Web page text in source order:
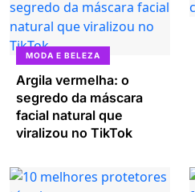
MODA E BELEZA
Argila vermelha: o
segredo da máscara
facial natural que
viralizou no TikTok